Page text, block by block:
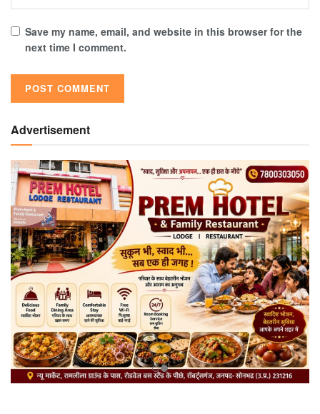
Save my name, email, and website in this browser for the
next time I comment.
Advertisement